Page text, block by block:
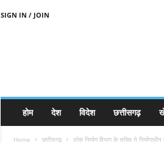
SIGN IN / JOIN
होम देश विदेश छत्तीसगढ़
Home छत्तीसगढ़ लोक निर्माण विभाग के सचिव ने